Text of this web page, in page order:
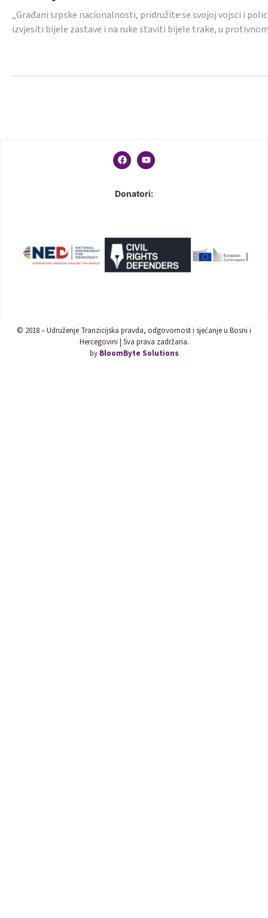
„Građani srpske nacionalnosti, pridružite se svojoj vojsci i
izvjesiti bijele zastave i na ruke staviti bijele trake, u
Donatori:
© 2018 – Udruženje Tranzicijska pravda, odgovornost i sjećanje u Bosni i
Hercegovini | Sva prava zadržana.
by BloomByte Solutions